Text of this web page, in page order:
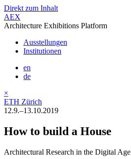
Direkt zum Inhalt
AEX
Architecture Exhibitions Platform
Ausstellungen
Institutionen
en
de
×
ETH Zürich
12.9.–13.10.2019
How to build a House
Architectural Research in the Digital Age